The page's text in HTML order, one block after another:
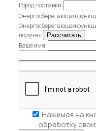
Город поставки:
Энергосберегающая
Энергосберегающая
поручня
Ваше имя:
Нажимая на
обработку